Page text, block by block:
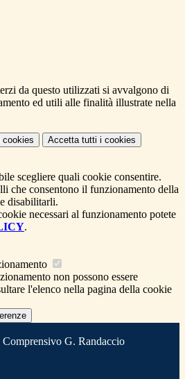
da questo utilizzati si avvalgono di
ed utili alle finalità illustrate nella
cookies Accetta tutti i cookies
scegliere quali cookie consentire.
che consentono il funzionamento della
disabilitarli.
necessari al funzionamento potete
.
non possono essere
l'elenco nella pagina della cookie
G. Randaccio